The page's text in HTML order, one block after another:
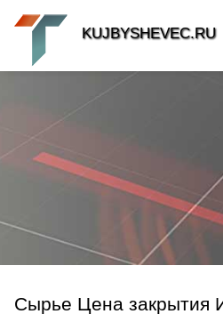
Сырье Цена закрытия
KUJBYSHEVEC.RU